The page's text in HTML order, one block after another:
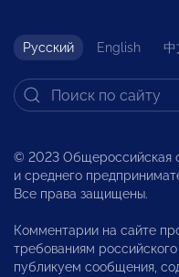
Русский English 中
© 2023 Общероссийская
и среднего
Все права защищены.
Комментарии на сайте
требованиям
публикуем сообщения,